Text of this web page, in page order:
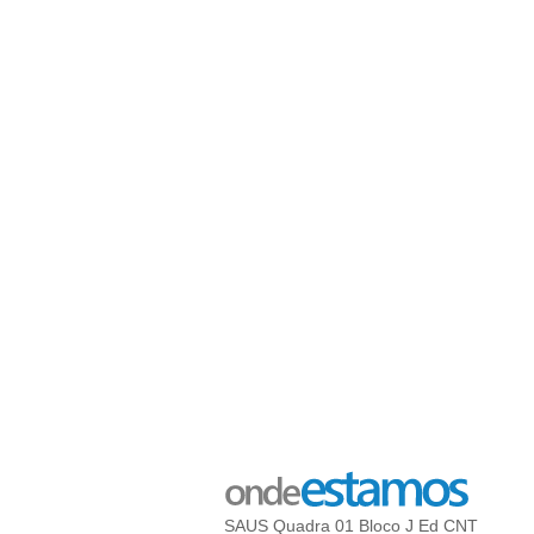
SAUS Quadra 01 Bloco J Ed CNT